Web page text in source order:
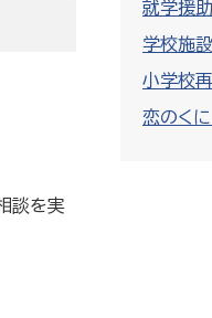
就学援
学校施
小学校
恋のく
談を実